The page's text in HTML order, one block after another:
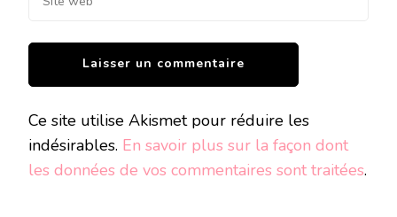
Ce site utilise Akismet pour réduire les
indésirables. En savoir plus sur la façon dont
les données de vos commentaires sont traitées.